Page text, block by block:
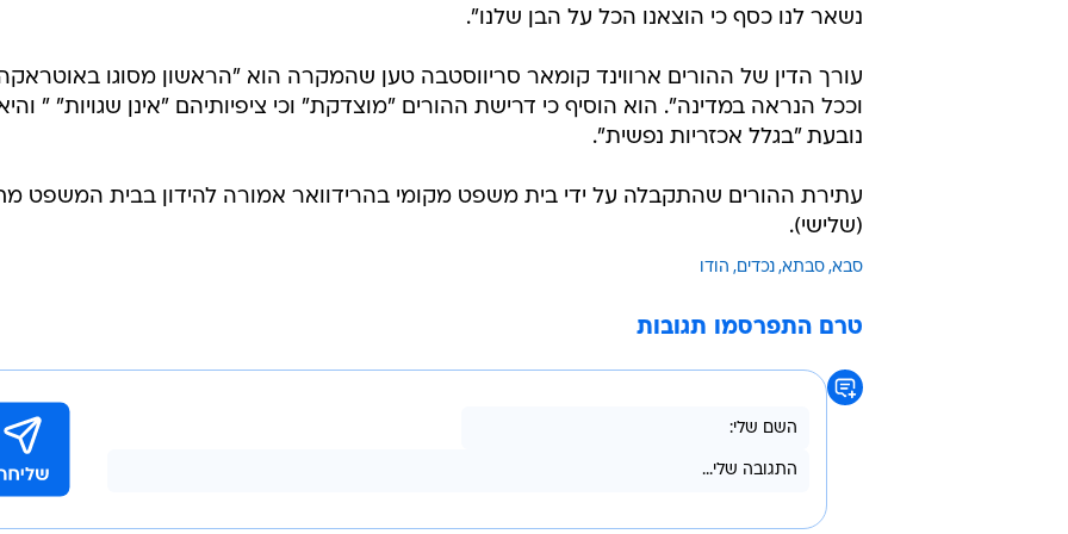
נשאר לנו כסף כי הוצאנו הכל על הבן שלנו".
עורך הדין של ההורים ארווינד קומאר סריווסטבה טען שהמקרה הוא "הראשון מסוגו
וככל הנראה במדינה". הוא הוסיף כי דרישת ההורים "מוצדקת" וכי ציפיותיהם "אינן שגויות" "
נובעת "בגלל אכזריות נפשית".
עתירת ההורים שהתקבלה על ידי בית משפט מקומי בהרידוואר אמורה להידון בבית המשפט
(שלישי).
סבא סבתא נכדים הודו
טרם התפרסמו תגובות